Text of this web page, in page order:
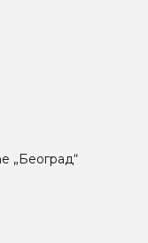
„Београд“